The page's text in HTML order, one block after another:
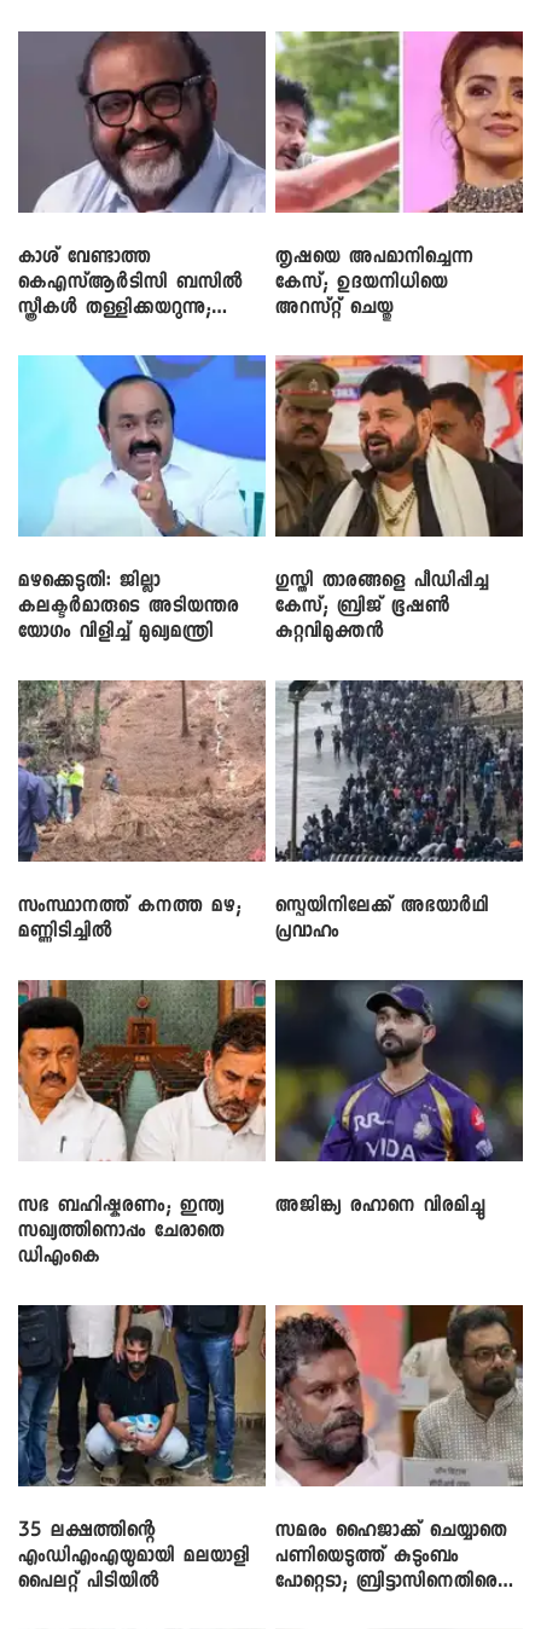
കാശ് വേണ്ടാത്ത
കെഎസ്ആർടിസി ബസിൽ
സ്ത്രീകൾ തള്ളിക്കയറുന്നു;
തൃഷയെ അപമാനിച്ചെന്ന
കേസ്; ഉദയനിധിയെ
അറസ്റ്റ് ചെയ്തു
മഴക്കെടുതി: ജില്ലാ
കലക്ടർമാരുടെ അടിയന്തര
യോഗം വിളിച്ച് മുഖ്യമന്ത്രി
​ഗുസ്തി താരങ്ങളെ പീഡിപ്പിച്ച
കേസ്; ബ്രിജ് ഭൂഷൺ
കുറ്റവിമുക്തൻ
സംസ്ഥാനത്ത് കനത്ത മഴ;
മണ്ണിടിച്ചിൽ
സ്പെയിനിലേക്ക് അഭയാർഥി
പ്രവാഹം
സഭ ബഹിഷ്കരണം; ഇന്ത്യ
സഖ്യത്തിനൊപ്പം ചേരാതെ
ഡിഎംകെ
അജിങ്ക്യ രഹാനെ വിരമിച്ചു
35 ലക്ഷത്തിന്റെ
എംഡിഎംഎയുമായി മലയാളി
പൈലറ്റ് പിടിയിൽ
സമരം ഹൈജാക്ക് ചെയ്യാതെ
പണിയെടുത്ത് കുടുംബം
പോറ്റെടാ; ബ്രിട്ടാസിനെതിരെ